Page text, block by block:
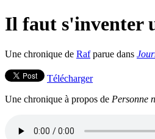
Il faut s'inventer
Une chronique de Rafparue dans
Télécharger
Une chronique à propos de Personne